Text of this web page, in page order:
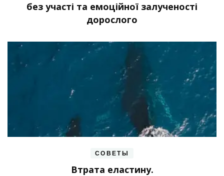
без участі та емоційної залученості
дорослого
СОВЕТЫ
Втрата еластину.